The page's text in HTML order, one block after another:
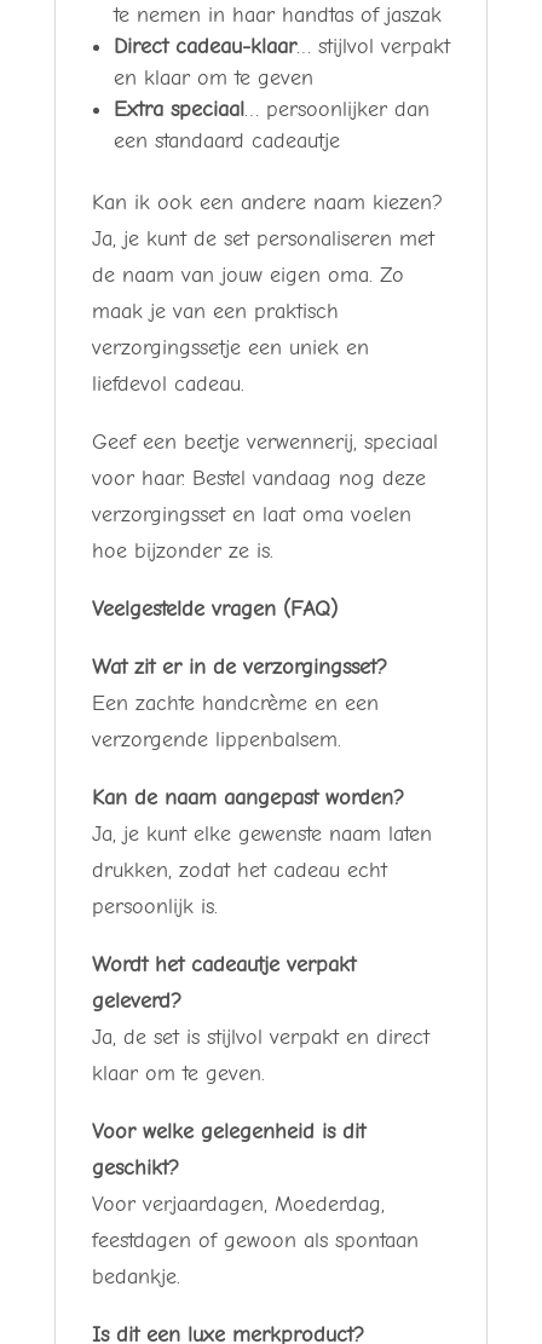
te nemen in haar handtas of jaszak
Direct cadeau-klaar… stijlvol verpakt
en klaar om te geven
Extra speciaal… persoonlijker dan
een standaard cadeautje
Kan ik ook een andere naam kiezen?
Ja, je kunt de set personaliseren met
de naam van jouw eigen oma. Zo
maak je van een praktisch
verzorgingssetje een uniek en
liefdevol cadeau.
Geef een beetje verwennerij, speciaal
voor haar. Bestel vandaag nog deze
verzorgingsset en laat oma voelen
hoe bijzonder ze is.
Veelgestelde vragen (FAQ)
Wat zit er in de verzorgingsset?
Een zachte handcrème en een
verzorgende lippenbalsem.
Kan de naam aangepast worden?
Ja, je kunt elke gewenste naam laten
drukken, zodat het cadeau echt
persoonlijk is.
Wordt het cadeautje verpakt
geleverd?
Ja, de set is stijlvol verpakt en direct
klaar om te geven.
Voor welke gelegenheid is dit
geschikt?
Voor verjaardagen, Moederdag,
feestdagen of gewoon als spontaan
bedankje.
Is dit een luxe merkproduct?